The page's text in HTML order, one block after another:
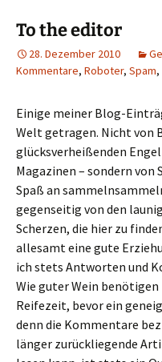
To the editor
28. Dezember 2010
Kommentare, Roboter, Spam,
Einige meiner Blog-
Welt getragen. Nicht von
glücksverheißenden
Magazinen – sondern von
Spaß an
gegenseitig von den
Scherzen, die hier zu
allesamt eine gute
ich stets Antworten und
Wie guter Wein
Reifezeit, bevor ein
denn die Kommentare
länger zurückliegende